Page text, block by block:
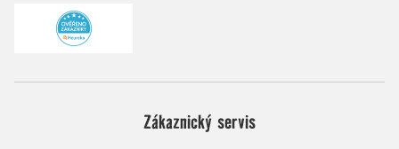
Zákaznický servis